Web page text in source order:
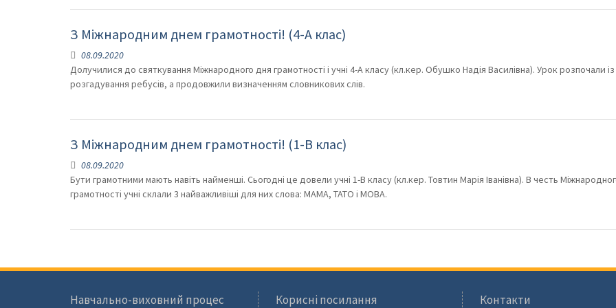
З Міжнародним днем грамотності! (4-А клас)
08.09.2020
Долучилися до святкування Міжнародного дня грамотності і учні 4-А класу (кл.кер. Обушко Надія Василівна). Урок розпочали із
розгадування ребусів, а продовжили визначенням словникових слів.
З Міжнародним днем грамотності! (1-В клас)
08.09.2020
Бути грамотними мають навіть найменші. Сьогодні це довели учні 1-В класу (кл.кер. Товтин Марія Іванівна). В честь
грамотності учні склали 3 найважливіші для них слова: МАМА, ТАТО і МОВА.
Навчально-виховний процес Корисні посилання Контакти